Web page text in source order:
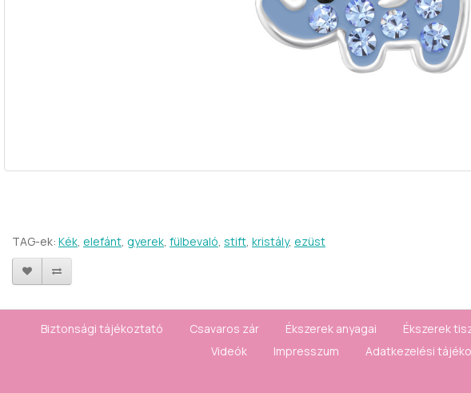
TAG-ek: Kék elefánt gyerek fülbevaló stift kristály, ezüst
Biztonsági tájékoztató Csavaros zár Ékszerek anyagai Ékszerek
Videók
Impresszum Adatkezelési